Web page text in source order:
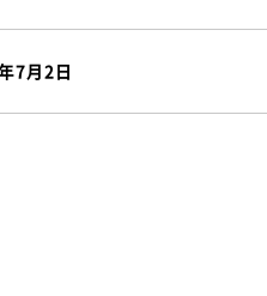
7月2日